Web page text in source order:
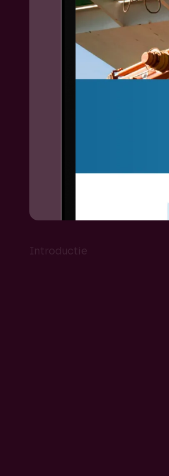
Introductie